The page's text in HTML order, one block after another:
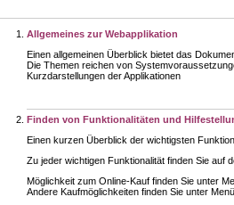
Allgemeines zur Webapplikation
Einen allgemeinen Überblick bietet das
Die Themen reichen von
Kurzdarstellungen der Applikationen
Finden von Funktionalitäten und
Einen kurzen Überblick der wichtigsten
Zu jeder wichtigen Funktionalität finden Sie auf
Möglichkeit zum Online-Kauf finden Sie unter
Andere Kaufmöglichkeiten finden Sie unter